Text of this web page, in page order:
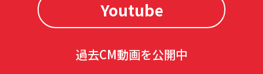
Youtube
過去CM動画を公開中